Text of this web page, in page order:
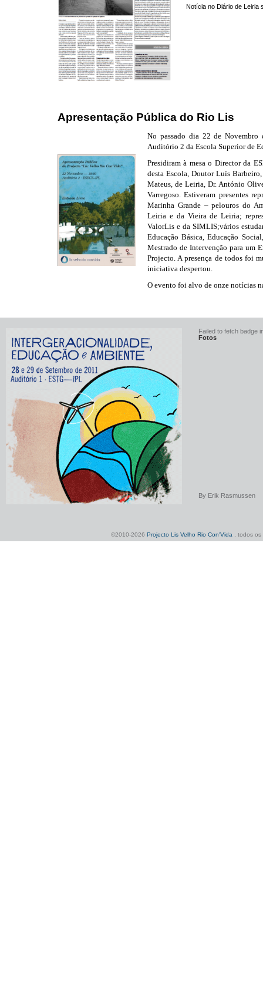
Notícia no Diário de Leiria
Apresentação Pública do Rio Lis
No passado dia 22 de Novembro
Auditório 2 da Escola Superior de
Presidiram à mesa o Director da
desta Escola, Doutor Luís
Mateus, de Leiria, Dr. António
Varregoso. Estiveram presentes
Marinha Grande – pelouros do
Leiria e da Vieira de Leiria;
ValorLis e da SIMLIS;vários
Educação Básica, Educação
Mestrado de Intervenção para um
Projecto. A presença de todos foi
iniciativa despertou.
O evento foi alvo de onze notícias
Failed to fetch badge
Fotos
By Erik Rasmussen
©2010-2026 Projecto Lis Velho Rio Con'Vida , todos